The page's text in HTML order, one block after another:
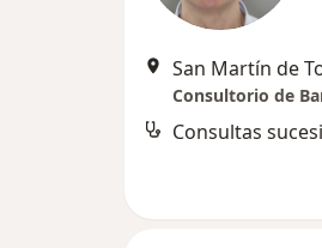
Consultorio de
Consultas